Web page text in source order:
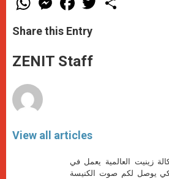
h
t
s
p
p
e
s
e
g
e
a
e
b
o
k
w
Share this Entry
ZENIT Staff
View all articles
زينيت العالمية يعمل في
يوصل لكم صوت الكنيسة